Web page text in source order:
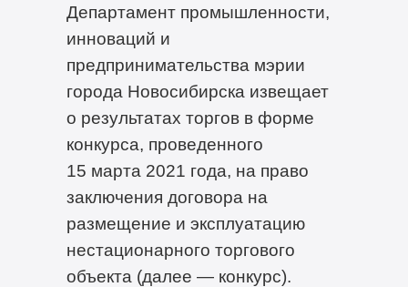
Департамент промышленности,
инноваций и
предпринимательства мэрии
города Новосибирска извещает
о результатах торгов в форме
конкурса, проведенного
15 марта 2021 года, на право
заключения договора на
размещение и эксплуатацию
нестационарного торгового
объекта (далее — конкурс).